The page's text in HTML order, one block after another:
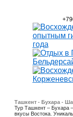
Ташкент - Бухара -
Тур Ташкент – Бухара
вкусы Востока.